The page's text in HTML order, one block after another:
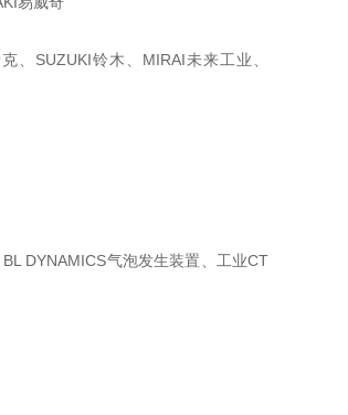
、SUZUKI铃木、MIRAI未来工业、
DYNAMICS气泡发生装置、工业CT